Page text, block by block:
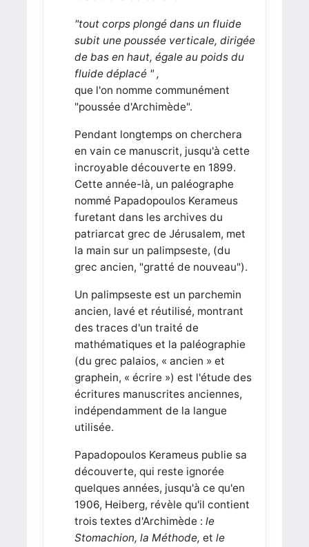
"tout corps plongé dans un fluide
subit une poussée verticale, dirigée
de bas en haut, égale au poids du
fluide déplacé " ,
que l'on nomme communément
"poussée d'Archimède".
Pendant longtemps on cherchera
en vain ce manuscrit, jusqu'à cette
incroyable découverte en 1899.
Cette année-là, un paléographe
nommé Papadopoulos Kerameus
furetant dans les archives du
patriarcat grec de Jérusalem, met
la main sur un palimpseste, (du
grec ancien, "gratté de nouveau").
Un palimpseste est un parchemin
ancien, lavé et réutilisé, montrant
des traces d'un traité de
mathématiques et la paléographie
(du grec palaios, « ancien » et
graphein, « écrire ») est l'étude des
écritures manuscrites anciennes,
indépendamment de la langue
utilisée.
Papadopoulos Kerameus publie sa
découverte, qui reste ignorée
quelques années, jusqu'à ce qu'en
1906, Heiberg, révèle qu'il contient
trois textes d'Archimède : le
Stomachion, la Méthode, et le